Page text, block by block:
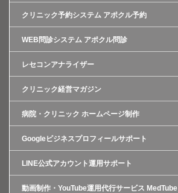
クリニック予約システム アポクル予約
WEB問診システム アポクル問診
レセコンアナライザー
クリニック経営マガジン
病院・クリニック ホームページ制作
Googleビジネスプロフィールサポート
LINE公式アカウント運用サポート
動画制作・YouTube運用代行サービス MedTube